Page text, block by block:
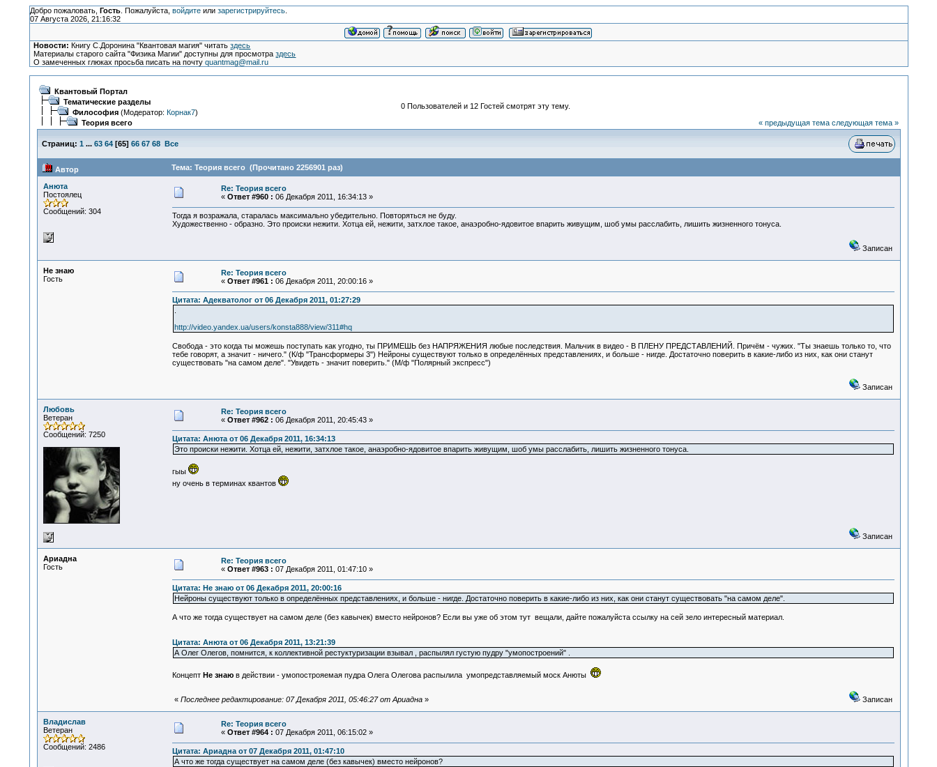
Добро пожаловать, Гость. Пожалуйста, войдитеили зарегистрируйтесь.
07 Августа 2026, 21:16:32
Новости: Книгу С.Доронина "Квантовая магия" читатьздесь
Материалы старого сайта "Физика Магии" доступны для просмотраздесь
О замеченных глюках просьба писать на почтуquantmag@mail.ru
Квантовый Портал
Тематические разделы
Философия(Модератор: Корнак7)
Теория всего
0 Пользователей и 12 Гостей смотрят эту тему.
« предыдущая тема следующая тема »
Страниц: 1 ... 63 64[65] 66 67 68 Все
Автор Тема: Теория всего (Прочитано 2256901 раз)
Анюта
Постоялец
Сообщений: 304
Re: Теория всего
« Ответ #960 : 06 Декабря 2011, 16:34:13 »
Тогда я возражала, старалась максимально убедительно. Повторяться не буду.
Художественно - образно. Это происки нежити. Хотца ей, нежити, затхлое такое, анаэробно-ядовитое впарить живущим, шоб умы расслабить, лишить жизненного тонуса.
Записан
Не знаю
Гость
Re: Теория всего
« Ответ #961 : 06 Декабря 2011, 20:00:16 »
Цитата: Адекватолог от 06 Декабря 2011, 01:27:29
http://video.yandex.ua/users/konsta888/view/311#hq
Свобода - это когда ты можешь поступать как угодно, ты ПРИМЕШЬ без НАПРЯЖЕНИЯ любые последствия. Мальчик в видео - В ПЛЕНУ ПРЕДСТАВЛЕНИЙ. Причём - чужих. "Ты знаешь только то, что
тебе говорят, а значит - ничего." (К/ф "Трансформеры 3") Нейроны существуют только в определённых представлениях, и больше - нигде. Достаточно поверить в какие-либо из них, как они станут
существовать "на самом деле". "Увидеть - значит поверить." (М/ф "Полярный экспресс")
Записан
Любовь
Ветеран
Сообщений: 7250
Re: Теория всего
« Ответ #962 : 06 Декабря 2011, 20:45:43 »
Цитата: Анюта от 06 Декабря 2011, 16:34:13
Это происки нежити. Хотца ей, нежити, затхлое такое, анаэробно-ядовитое впарить живущим, шоб умы расслабить, лишить жизненного тонуса.
гыы
ну очень в терминах квантов
Записан
Ариадна
Гость
Re: Теория всего
« Ответ #963 : 07 Декабря 2011, 01:47:10 »
Цитата: Не знаю от 06 Декабря 2011, 20:00:16
Нейроны существуют только в определённых представлениях, и больше - нигде. Достаточно поверить в какие-либо из них, как они станут существовать "на самом деле".
А что же тогда существует на самом деле (без кавычек) вместо нейронов? Если вы уже об этом тут вещали, дайте пожалуйста ссылку на сей зело интересный материал.
Цитата: Анюта от 06 Декабря 2011, 13:21:39
А Олег Олегов, помнится, к коллективной рестуктуризации взывал , распылял густую пудру "умопостроений" .
Концепт Не знаюв действии - умопострояемая пудра Олега Олегова распылила умопредставляемый моск Анюты
« Последнее редактирование: 07 Декабря 2011, 05:46:27 от Ариадна» Записан
Владислав
Ветеран
Сообщений: 2486
Re: Теория всего
« Ответ #964 : 07 Декабря 2011, 06:15:02 »
Цитата: Ариадна от 07 Декабря 2011, 01:47:10
А что же тогда существует на самом деле (без кавычек) вместо нейронов?